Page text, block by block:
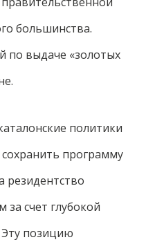
большинства.
по выдаче «золотых
политики
программу
резидентство
счет глубокой
позицию